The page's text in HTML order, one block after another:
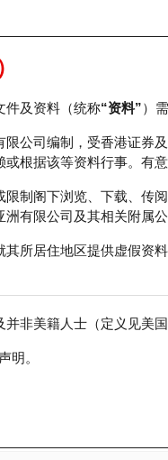
品 轮证市场统计 正股
件及资料（统称“资料”）
公司编制，受香港证券
或根据该等资料行事。有
限制阁下浏览、下载、传
洲有限公司及其相关附属
其所居住地区提供虚假资
非美籍人士（定义见美
明。
1299 友邦保险
五只认股证